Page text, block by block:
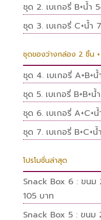
ชุด 2. เบเกอรี่ B+น้ำ
ชุด 3. เบเกอรี่ C+น้ำ
ชุดของว่างกล่อง 2 ชิ้น
ชุด 4. เบเกอรี่ A+B+
ชุด 5. เบเกอรี่ B+B+น้
ชุด 6. เบเกอรี่ A+C+
ชุด 7. เบเกอรี่ B+C+น้
โปรโมชั่นล่าสุด
Snack Box 6 : ขนม
105 บาท
Snack Box 5 : ขนม